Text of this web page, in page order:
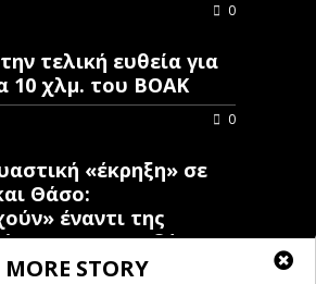
MORE STORY
0
τελική ευθεία για
10 χλμ. του ΒΟΑΚ
0
«έκρηξη» σε
Θάσο:
έναντι της
στην ανοικοδόμηση